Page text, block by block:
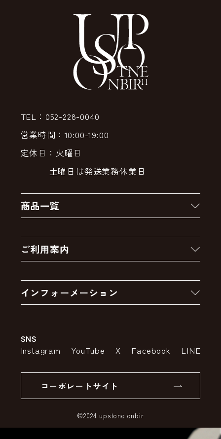
TEL：052-228-0040
営業時間：10:00-19:00
定休日：火曜日
土曜日は発送業務休業日
商品一覧
クーポン
卸販売・大量注文
アウトレットセール
ご利用案内
お支払いについて
インフォーメーション
特定商取引法の表示
SSLサーバー証明書とは
SNS
Instagram YouTube X Facebook LINE
コーポレートサイト
©2024 upstone onbir